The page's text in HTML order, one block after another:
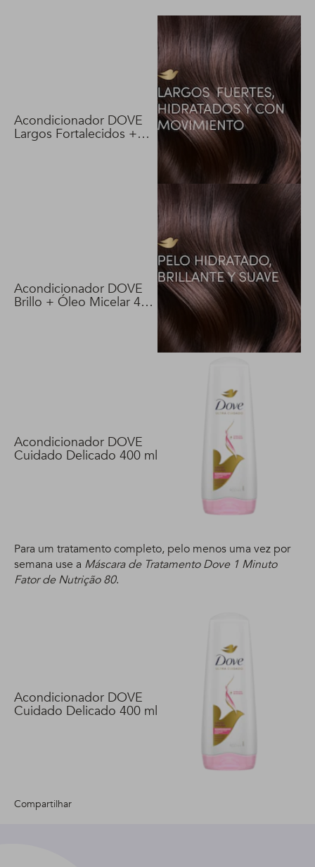
Acondicionador DOVE
Largos Fortalecidos +
Acondicionador DOVE
Brillo + Óleo Micelar 400
Acondicionador DOVE
Cuidado Delicado 400 ml
Para um tratamento completo, pelo menos uma vez por
semana use a Máscara de Tratamento Dove 1 Minuto
Fator de Nutrição 80.
Acondicionador DOVE
Cuidado Delicado 400 ml
Compartilhar